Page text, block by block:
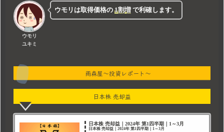
ウモリ
ユキミ
ウモリは取得価格の 1割増 で利確します。
雨森屋～投資レポート～
日本株 売却益
日本株 売却益｜2024年 第1四半期｜1～3月
日本株 売却益｜2024年 第1四半期｜1～3月